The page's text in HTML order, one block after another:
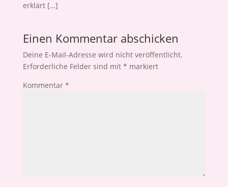
erklärt […]
Einen Kommentar abschicken
Deine E-Mail-Adresse wird nicht veröffentlicht.
Erforderliche Felder sind mit * markiert
Kommentar *